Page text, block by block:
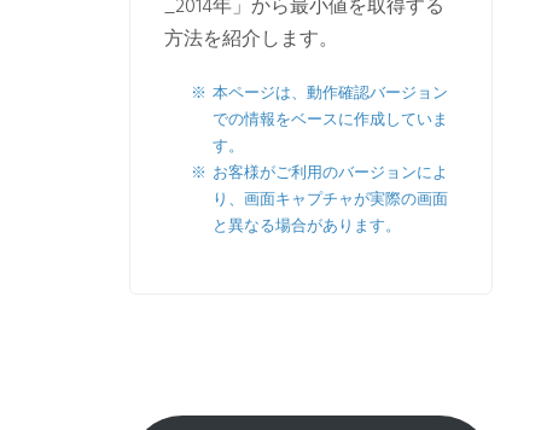
_2014年」から最小値を取得する
方法を紹介します。
本ページは、動作確認バージョン
での情報をベースに作成していま
す。
お客様がご利用のバージョンによ
り、画面キャプチャが実際の画面
と異なる場合があります。